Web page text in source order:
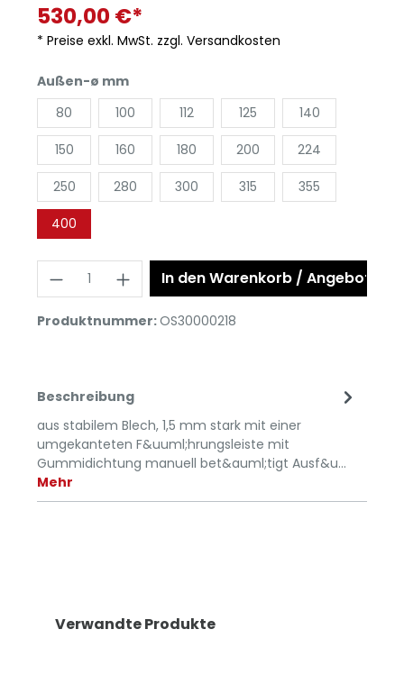
530,00 €*
* Preise exkl. MwSt. zzgl. Versandkosten
Außen-ø mm
80
100 112 125 140
150 160 180 200 224
250 280 300 315 355
400
In den Warenkorb / Angebot
Produktnummer:OS30000218
Beschreibung
aus stabilem Blech, 1,5 mm stark mit einer
umgekanteten F&uuml;hrungsleiste mit
Gummidichtung manuell bet&auml;tigt Ausf&u…
Mehr
Verwandte Produkte